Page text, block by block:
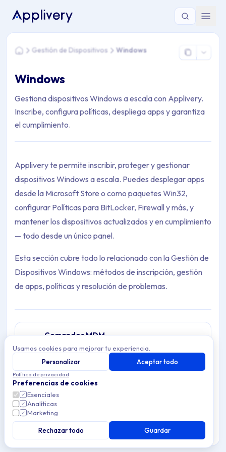
HomeGestión de Dispositivos Windows
Windows
Gestiona dispositivos Windows a escala con Applivery.
Inscribe, configura políticas, despliega apps y garantiza
el cumplimiento.
Applivery te permite inscribir, proteger y gestionar
dispositivos Windows a escala. Puedes desplegar apps
desde la Microsoft Store o como paquetes Win32,
configurar Políticas para BitLocker, Firewall y más, y
mantener los dispositivos actualizados y en cumplimiento
— todo desde un único panel.
Esta sección cubre todo lo relacionado con la Gestión de
Dispositivos Windows: métodos de inscripción, gestión
de apps, políticas y resolución de problemas.
Comandos MDM
Comandos remotos para dispositivos Windows
gestionados en Applivery: reiniciar, sincronizar,
borrar y desinscribir sin acceso físico.
1 article
Resolución de problemas
Resuelve problemas comunes de Gestión de
Dispositivos Windows en Applivery — soluciona
problemas de inscripción, errores de
sincronización de configuración, problemas de
despliegue de apps y conflictos de
configuración.
0 articles
Archive Contents: Windows
This collection contains 2 articles across 1 sections: Windows.
Topics covered: Detalles del dispositivo, Primeros pasos
Article listing:
Usamos cookies para mejorar tu experiencia.
Personalizar
Aceptar todo
Política de privacidad
Preferencias de cookies
Esenciales
Analíticas
Marketing
Rechazar todo Guardar